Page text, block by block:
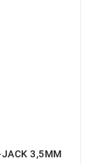
JACK 3,5MM